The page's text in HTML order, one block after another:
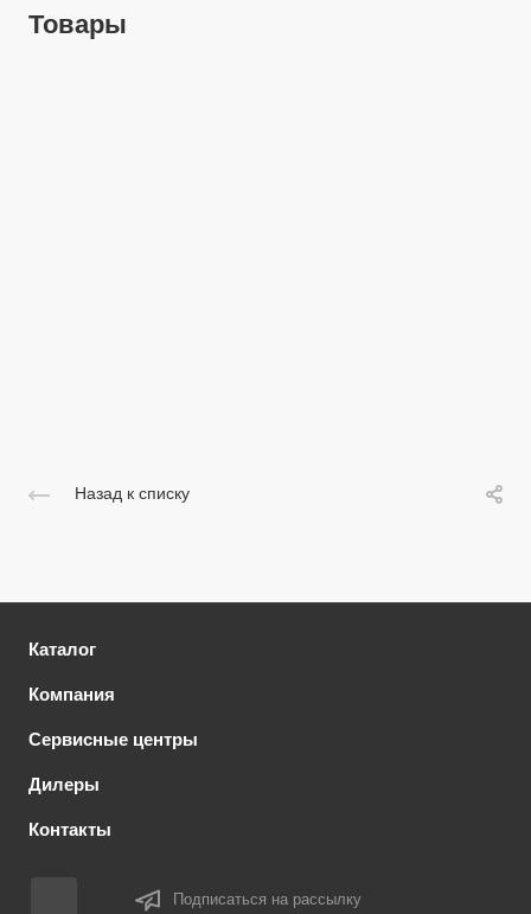
Товары
Назад к списку
Каталог
Компания
Сервисные центры
Дилеры
Контакты
Подписаться на рассылку